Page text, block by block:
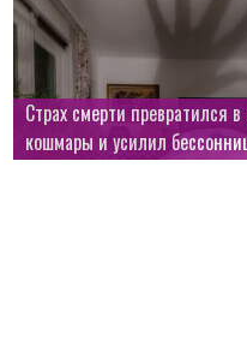
Открыл дверь — оказался
культовая сцена едва не
трагедией